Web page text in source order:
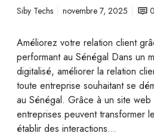
Siby Techs novembre 7, 2025 0
Améliorez votre relation client
performant au Sénégal Dans un
digitalisé, améliorer la relation
toute entreprise souhaitant se
au Sénégal. Grâce à un site
entreprises peuvent transformer
établir des interactions…